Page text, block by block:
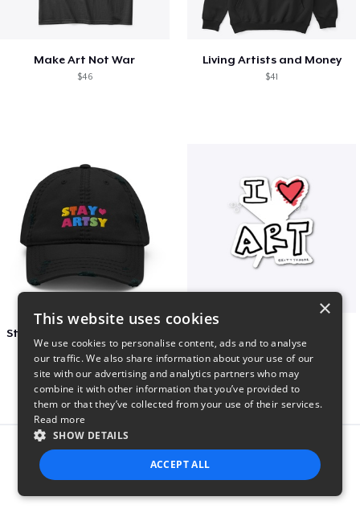
Make Art Not War
$46
Living Artists and Money
$41
$27 $7
Report this product
×
This website uses cookies
We use cookies to personalise content, ads and to analyse
our traffic. We also share information about your use of our
site with our advertising and analytics partners who may
combine it with other information that you’ve provided to
them or that they’ve collected from your use of their services.
Read more
SHOW DETAILS
ACCEPT ALL
STRICTLY NECESSARY PERFORMANCE